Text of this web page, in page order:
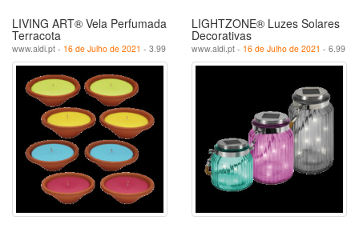
LIVING ART® Vela Perfumada
Terracota
www.aldi.pt - 16 de Julho de 2021 - 3.99
LIGHTZONE® Luzes Solares
Decorativas
www.aldi.pt - 16 de Julho de 2021 - 6.99